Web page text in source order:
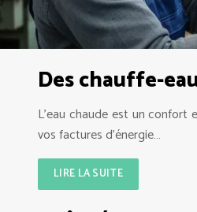
Des chauffe-
L’eau chaude est un confort
vos factures d’énergie…
LIRE LA SUITE